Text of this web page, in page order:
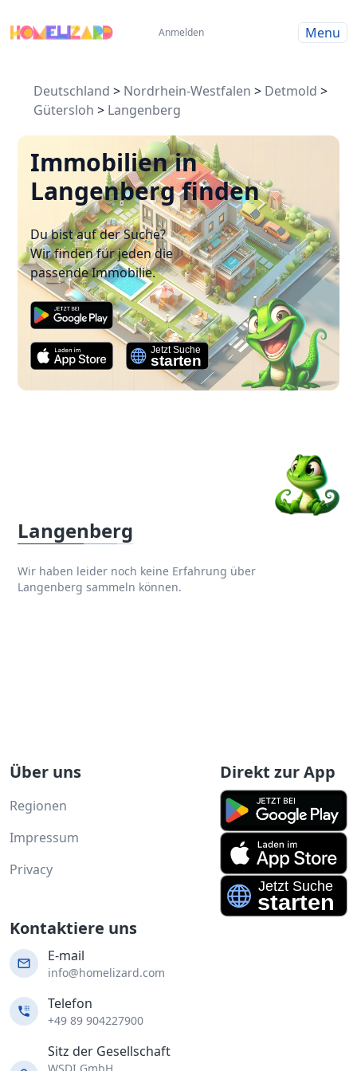
Anmelden Menu
Deutschland > Nordrhein-Westfalen > Detmold >
Gütersloh > Langenberg
Immobilien in
Langenberg finden
Du bist auf der Suche?
Wir finden für jeden die
passende Immobilie.
Langenberg
Wir haben leider noch keine Erfahrung über
Langenberg sammeln können.
Über uns
Regionen
Impressum
Privacy
Direkt zur App
Kontaktiere uns
E-mail
info@homelizard.com
Telefon
+49 89 904227900
Sitz der Gesellschaft